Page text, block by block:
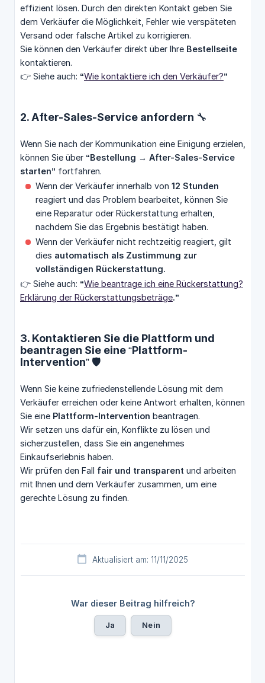
effizient lösen. Durch den direkten Kontakt geben Sie
dem Verkäufer die Möglichkeit, Fehler wie verspäteten
Versand oder falsche Artikel zu korrigieren.
Sie können den Verkäufer direkt über Ihre Bestellseite
kontaktieren.
👉 Siehe auch: “Wie kontaktiere ich den Verkäufer?”
2. After-Sales-Service anfordern 🔧
Wenn Sie nach der Kommunikation eine Einigung erzielen,
können Sie über “Bestellung → After-Sales-Service
starten” fortfahren.
Wenn der Verkäufer innerhalb von 12 Stunden
reagiert und das Problem bearbeitet, können Sie
eine Reparatur oder Rückerstattung erhalten,
nachdem Sie das Ergebnis bestätigt haben.
Wenn der Verkäufer nicht rechtzeitig reagiert, gilt
dies automatisch als Zustimmung zur
vollständigen Rückerstattung.
👉 Siehe auch: “Wie beantrage ich eine Rückerstattung?
Erklärung der Rückerstattungsbeträge.”
3. Kontaktieren Sie die Plattform und
beantragen Sie eine “Plattform-
Intervention” 🛡️
Wenn Sie keine zufriedenstellende Lösung mit dem
Verkäufer erreichen oder keine Antwort erhalten, können
Sie eine Plattform-Intervention beantragen.
Wir setzen uns dafür ein, Konflikte zu lösen und
sicherzustellen, dass Sie ein angenehmes
Einkaufserlebnis haben.
Wir prüfen den Fall fair und transparent und arbeiten
mit Ihnen und dem Verkäufer zusammen, um eine
gerechte Lösung zu finden.
Aktualisiert am: 11/11/2025
War dieser Beitrag hilfreich?
Ja Nein